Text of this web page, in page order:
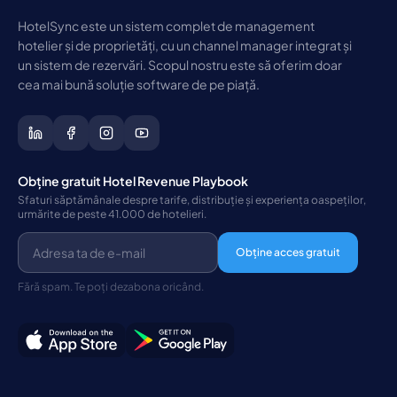
HotelSync este un sistem complet de management
hotelier și de proprietăți, cu un channel manager integrat și
un sistem de rezervări. Scopul nostru este să oferim doar
cea mai bună soluție software de pe piață.
Obține gratuit Hotel Revenue Playbook
Sfaturi săptămânale despre tarife, distribuție și experiența oaspeților,
urmărite de peste 41.000 de hotelieri.
Obține acces gratuit
Fără spam. Te poți dezabona oricând.